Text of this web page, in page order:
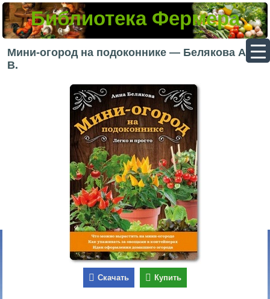
Библиотека Фермера
Мини-огород на подоконнике — Белякова А.
В.
Скачать Купить